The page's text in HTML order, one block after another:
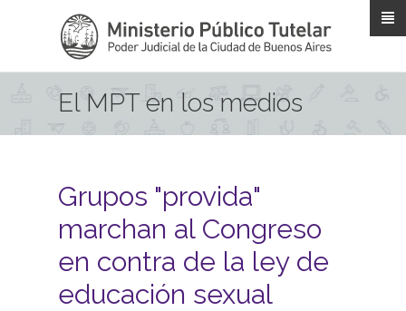
El MPT en los medios
Grupos "provida"
marchan al Congreso
en contra de la ley de
educación sexual